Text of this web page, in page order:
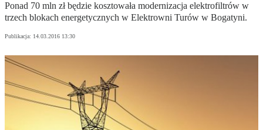
Ponad 70 mln zł będzie kosztowała modernizacja elektrofiltrów w
trzech blokach energetycznych w Elektrowni Turów w Bogatyni.
Publikacja: 14.03.2016 13:30